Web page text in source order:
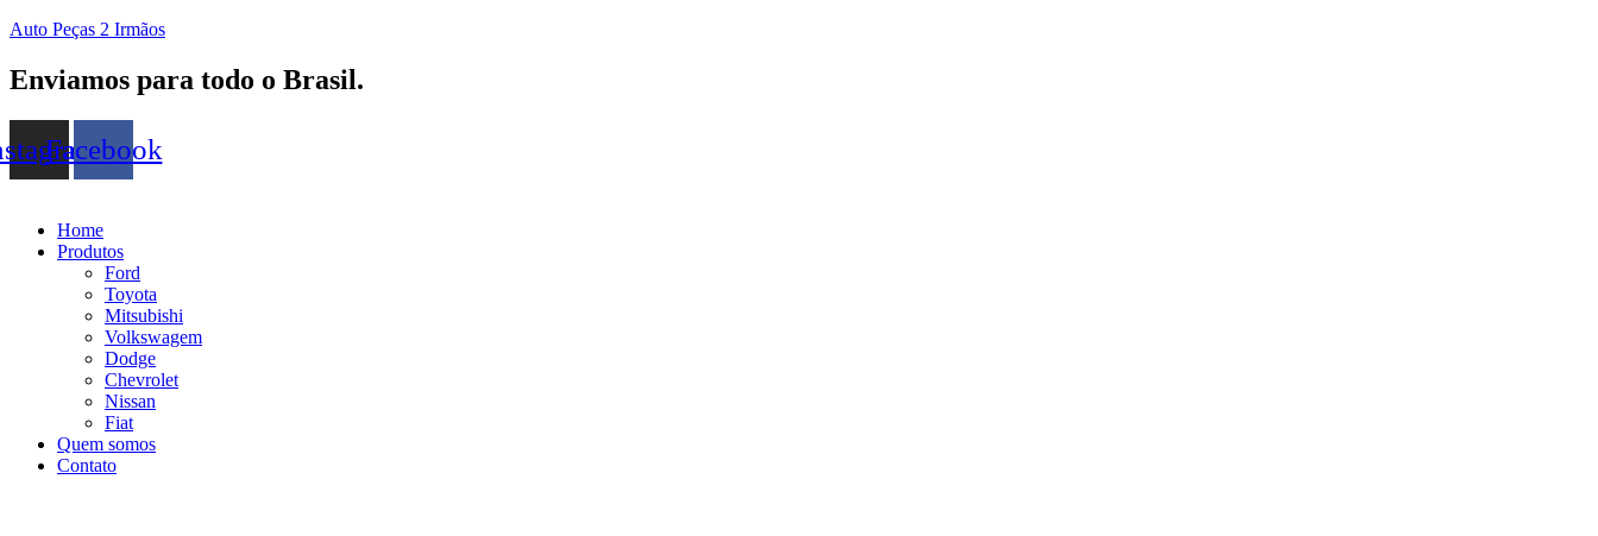
Auto Peças 2 Irmãos
Enviamos para todo o Brasil.
Facebook
Home
Produtos
Ford
Toyota
Mitsubishi
Volkswagem
Dodge
Chevrolet
Nissan
Fiat
Quem somos
Contato